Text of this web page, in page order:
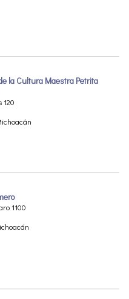
la Cultura Maestra Petrita
120
1100